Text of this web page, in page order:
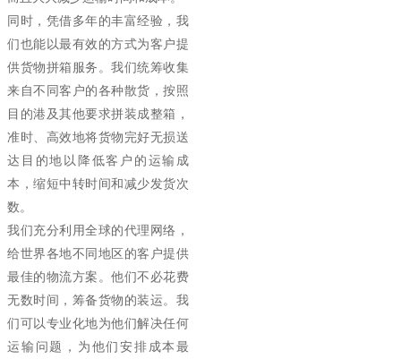
同时，凭借多年的丰富经验，我
们也能以最有效的方式为客户提
供货物拼箱服务。我们统筹收集
来自不同客户的各种散货，按照
目的港及其他要求拼装成整箱，
准时、高效地将货物完好无损送
达目的地以降低客户的运输成
本，缩短中转时间和减少发货次
数。
我们充分利用全球的代理网络，
给世界各地不同地区的客户提供
最佳的物流方案。他们不必花费
无数时间，筹备货物的装运。我
们可以专业化地为他们解决任何
运输问题，为他们安排成本最